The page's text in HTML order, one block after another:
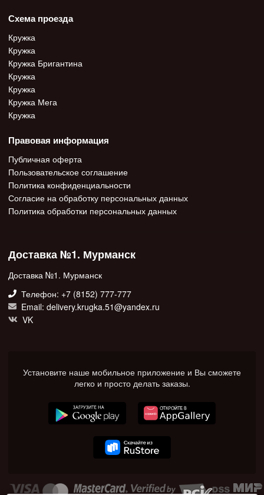
Схема проезда
Кружка
Кружка
Кружка Бригантина
Кружка
Кружка
Кружка Мега
Кружка
Правовая информация
Публичная оферта
Пользовательское соглашение
Политика конфиденциальности
Согласие на обработку персональных данных
Политика обработки персональных данных
Доставка №1. Мурманск
Доставка №1. Мурманск
Телефон: +7 (8152) 777-777
Email: delivery.krugka.51@yandex.ru
VK
Установите наше мобильное приложение и Вы сможете
легко и просто делать заказы.